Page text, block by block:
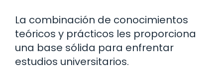
La combinación de conocimientos
teóricos y prácticos les proporciona
una base sólida para enfrentar
estudios universitarios.